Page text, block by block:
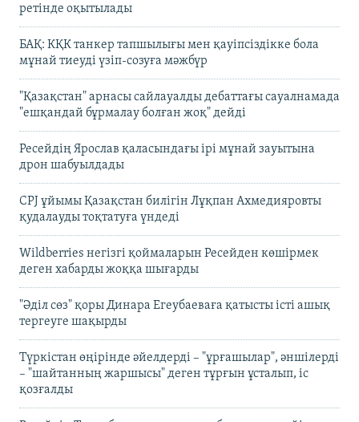
ретінде оқытылады
БАҚ: КҚК танкер тапшылығы мен қауіпсіздікке бола
мұнай тиеуді үзіп-созуға мәжбүр
"Қазақстан" арнасы сайлауалды дебаттағы сауалнамада
"ешқандай бұрмалау болған жоқ" дейді
Ресейдің Ярослав қаласындағы ірі мұнай зауытына
дрон шабуылдады
CPJ ұйымы Қазақстан билігін Лұқпан Ахмедияровты
қудалауды тоқтатуға үндеді
Wildberries негізгі қоймаларын Ресейден көшірмек
деген хабарды жоққа шығарды
"Әділ сөз" қоры Динара Егеубаеваға қатысты істі ашық
тергеуге шақырды
Түркістан өңірінде әйелдерді – "ұрғашылар", әншілерді
– "шайтанның жаршысы" деген тұрғын ұсталып, іс
қозғалды